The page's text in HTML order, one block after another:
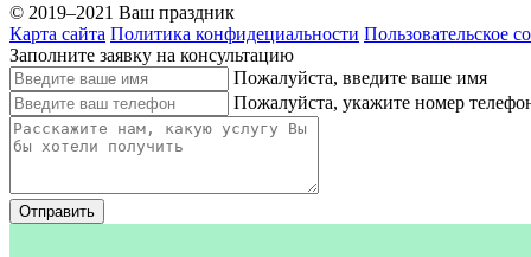
© 2019–2021 Ваш праздник
Карта сайта Политика конфидециальности Пользовательское
Заполните заявку на консультацию
Пожалуйста, введите ваше имя
Пожалуйста, укажите номер
Отправить